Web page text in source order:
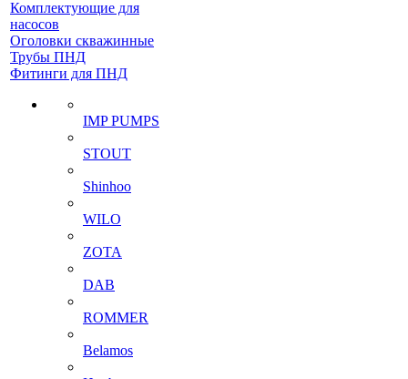
Комплектующие для
насосов
Оголовки скважинные
Трубы ПНД
Фитинги для ПНД
IMP PUMPS
STOUT
Shinhoo
WILO
ZOTA
DAB
ROMMER
Belamos